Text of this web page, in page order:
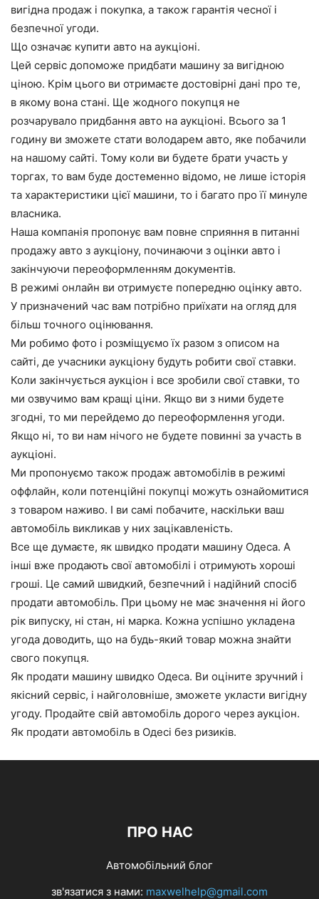
вигідна продаж і покупка, а також гарантія чесної і
безпечної угоди.
Що означає купити авто на аукціоні.
Цей сервіс допоможе придбати машину за вигідною
ціною. Крім цього ви отримаєте достовірні дані про те,
в якому вона стані. Ще жодного покупця не
розчарувало придбання авто на аукціоні. Всього за 1
годину ви зможете стати володарем авто, яке побачили
на нашому сайті. Тому коли ви будете брати участь у
торгах, то вам буде достеменно відомо, не лише історія
та характеристики цієї машини, то і багато про її минуле
власника.
Наша компанія пропонує вам повне сприяння в питанні
продажу авто з аукціону, починаючи з оцінки авто і
закінчуючи переоформленням документів.
В режимі онлайн ви отримуєте попередню оцінку авто.
У призначений час вам потрібно приїхати на огляд для
більш точного оцінювання.
Ми робимо фото і розміщуємо їх разом з описом на
сайті, де учасники аукціону будуть робити свої ставки.
Коли закінчується аукціон і все зробили свої ставки, то
ми озвучимо вам кращі ціни. Якщо ви з ними будете
згодні, то ми перейдемо до переоформлення угоди.
Якщо ні, то ви нам нічого не будете повинні за участь в
аукціоні.
Ми пропонуємо також продаж автомобілів в режимі
оффлайн, коли потенційні покупці можуть ознайомитися
з товаром наживо. І ви самі побачите, наскільки ваш
автомобіль викликав у них зацікавленість.
Все ще думаєте, як швидко продати машину Одеса. А
інші вже продають свої автомобілі і отримують хороші
гроші. Це самий швидкий, безпечний і надійний спосіб
продати автомобіль. При цьому не має значення ні його
рік випуску, ні стан, ні марка. Кожна успішно укладена
угода доводить, що на будь-який товар можна знайти
свого покупця.
Як продати машину швидко Одеса. Ви оціните зручний і
якісний сервіс, і найголовніше, зможете укласти вигідну
угоду. Продайте свій автомобіль дорого через аукціон.
Як продати автомобіль в Одесі без ризиків.
ПРО НАС
Автомобільний блог
зв'язатися з нами: maxwelhelp@gmail.com